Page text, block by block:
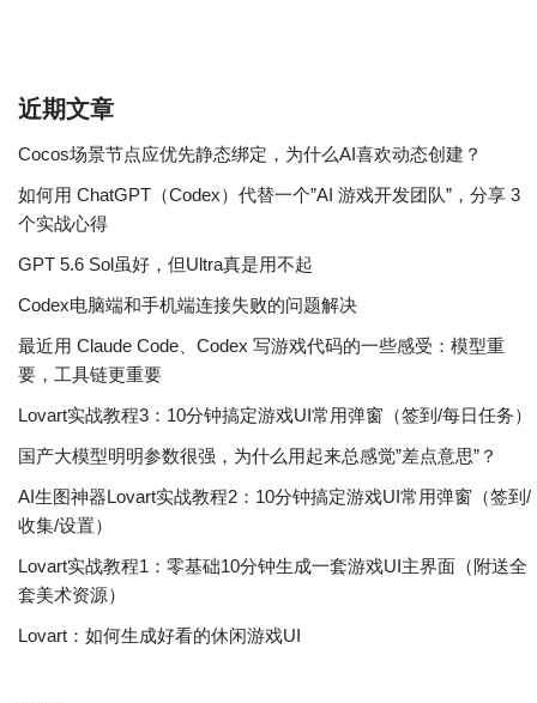
近期文章
Cocos场景节点应优先静态绑定，为什么AI喜欢动态创建？
如何用 ChatGPT（Codex）代替一个”AI 游戏开发团队”，分享 3
个实战心得
GPT 5.6 Sol虽好，但Ultra真是用不起
Codex电脑端和手机端连接失败的问题解决
最近用 Claude Code、Codex 写游戏代码的一些感受：模型重
要，工具链更重要
Lovart实战教程3：10分钟搞定游戏UI常用弹窗（签到/每日任务）
国产大模型明明参数很强，为什么用起来总感觉”差点意思”？
AI生图神器Lovart实战教程2：10分钟搞定游戏UI常用弹窗（签到/
收集/设置）
Lovart实战教程1：零基础10分钟生成一套游戏UI主界面（附送全
套美术资源）
Lovart：如何生成好看的休闲游戏UI